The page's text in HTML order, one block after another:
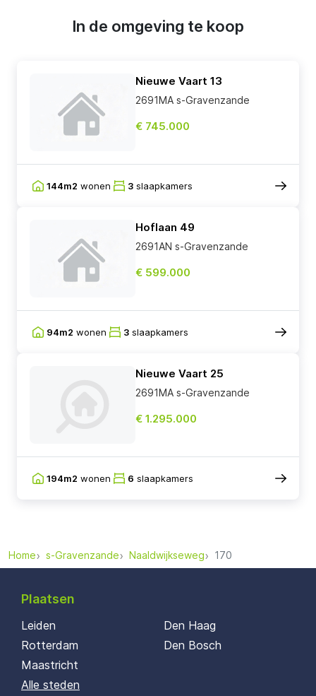
In de omgeving te koop
Nieuwe Vaart 13
2691MA s-Gravenzande
€ 745.000
144m2 wonen 3 slaapkamers
Hoflaan 49
2691AN s-Gravenzande
€ 599.000
94m2 wonen 3 slaapkamers
Nieuwe Vaart 25
2691MA s-Gravenzande
€ 1.295.000
194m2 wonen 6 slaapkamers
Home s-Gravenzande Naaldwijkseweg 170
Plaatsen
Leiden
Rotterdam
Maastricht
Den Haag
Den Bosch
Alle steden